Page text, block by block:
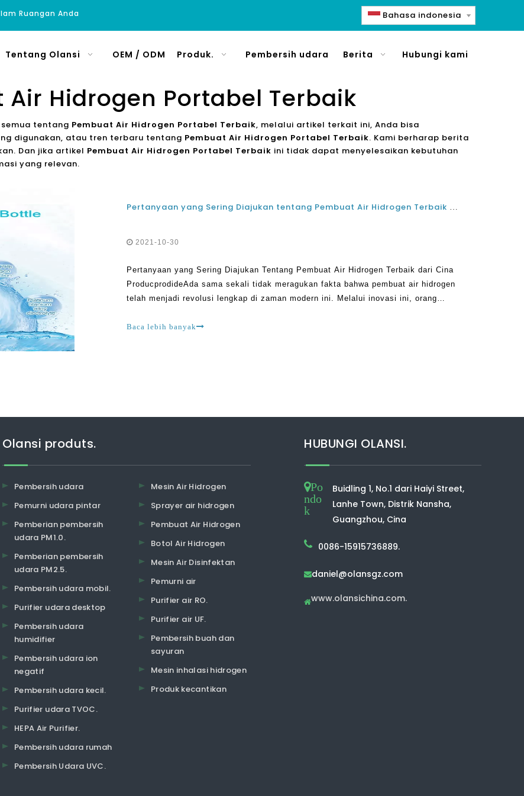
Ruangan Anda Bahasa indonesia
Tentang Olansi OEM / ODM Produk. Pembersih udara Berita Hubungi kami
Air Hidrogen Portabel Terbaik
tentang Pembuat Air Hidrogen Portabel Terbaik, melalui artikel terkait ini, Anda bisa
digunakan, atau tren terbaru tentang Pembuat Air Hidrogen Portabel Terbaik. Kami berharap berita
Dan jika artikel Pembuat Air Hidrogen Portabel Terbaik ini tidak dapat menyelesaikan kebutuhan
yang relevan.
Pertanyaan yang Sering Diajukan tentang Pembuat Air Hidrogen Terbaik dari Produsen Cina
2021-10-30
Pertanyaan yang Sering Diajukan Tentang Pembuat Air Hidrogen Terbaik dari Cina
ProducprodideAda sama sekali tidak meragukan fakta bahwa pembuat air hidrogen
telah menjadi revolusi lengkap di zaman modern ini. Melalui inovasi ini, orang
Baca lebih banyak
Olansi produts.
Pembersih udara
Pemurni udara pintar
Pemberian pembersih
udara PM1.0.
Pemberian pembersih
udara PM2.5.
Pembersih udara mobil.
Purifier udara desktop
Pembersih udara
humidifier
Pembersih udara ion
negatif
Pembersih udara kecil.
Purifier udara TVOC.
HEPA Air Purifier.
Pembersih udara rumah
Pembersih Udara UVC.
Mesin Air Hidrogen
Sprayer air hidrogen
Pembuat Air Hidrogen
Botol Air Hidrogen
Mesin Air Disinfektan
Pemurni air
Purifier air RO.
Purifier air UF.
Pembersih buah dan
sayuran
Mesin inhalasi hidrogen
Produk kecantikan
HUBUNGI OLANSI.
Po
ndo
k
Buidling 1, No.1 dari Haiyi Street,
Lanhe Town, Distrik Nansha,
Guangzhou, Cina
0086-15915736889.
daniel@olansgz.com
www.olansichina.com.